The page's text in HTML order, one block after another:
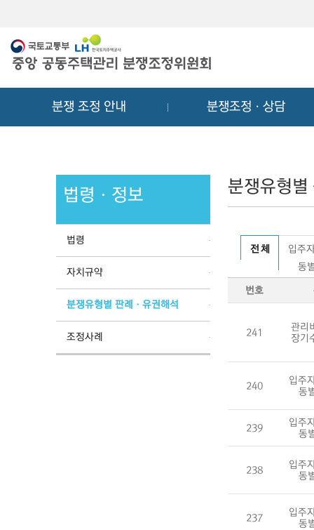
분쟁 조정 안내 분쟁조정ㆍ상담
법령ㆍ정보
법령
자치규약
분쟁유형별 판례ㆍ유권해석
조정사례
분쟁유형별
전 체
입주
동
번호
241
관리
장기
240
입주
동
239
입주
동
238
입주
동
237
입주
동